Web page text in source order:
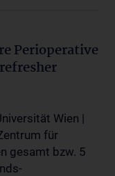
Perioperative
Wien |
für
gesamt bzw. 5